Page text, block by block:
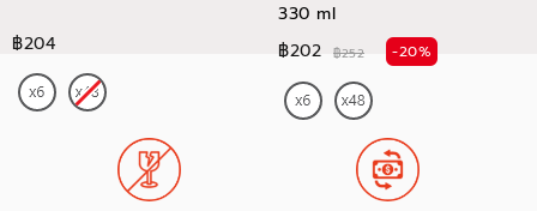
฿204
330 ml
฿202
฿252 -20%